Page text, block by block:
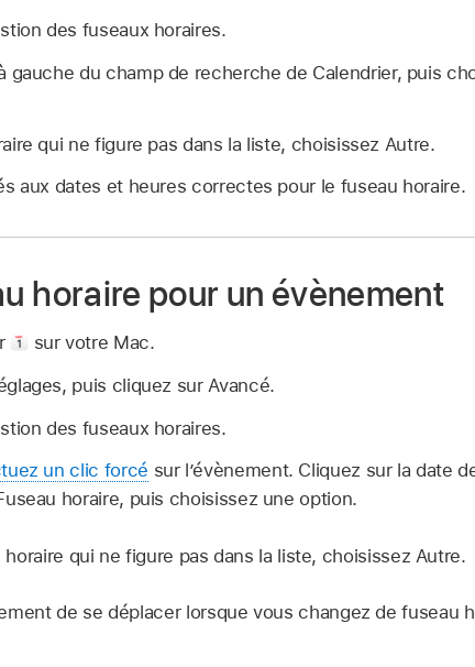
des fuseaux horaires.
gauche du champ de recherche de Calendrier, puis
qui ne figure pas dans la liste, choisissez Autre.
aux dates et heures correctes pour le fuseau horaire.
horaire pour un évènement
sur votre Mac.
puis cliquez sur Avancé.
des fuseaux horaires.
un clic forcé sur l’évènement. Cliquez sur la date
horaire, puis choisissez une option.
qui ne figure pas dans la liste, choisissez Autre.
de se déplacer lorsque vous changez de fuseau